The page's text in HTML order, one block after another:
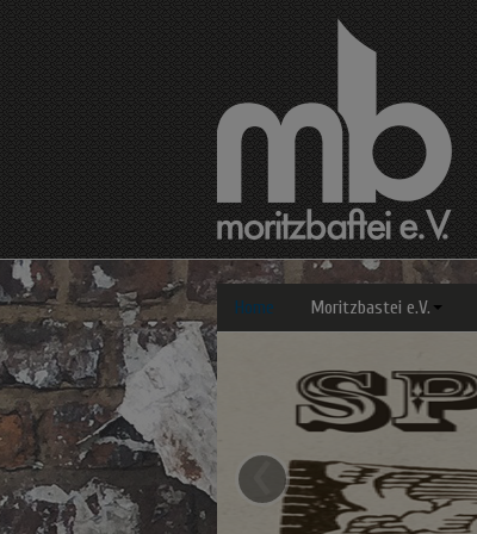
Home Moritzbastei e.V.
‹